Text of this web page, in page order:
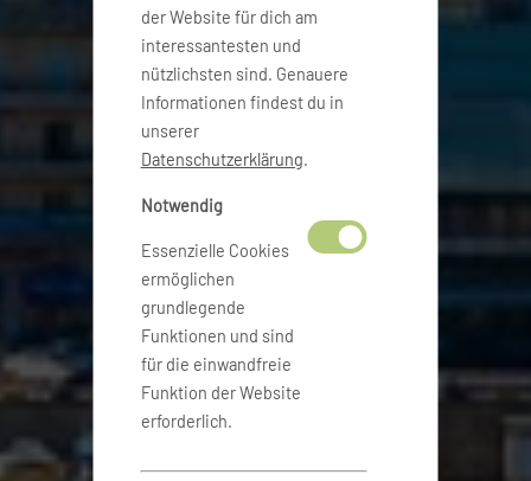
der Website für dich am
interessantesten und
nützlichsten sind. Genauere
Informationen findest du in
unserer
Datenschutzerklärung.
Notwendig
Essenzielle Cookies
ermöglichen
grundlegende
Funktionen und sind
für die einwandfreie
Funktion der Website
erforderlich.